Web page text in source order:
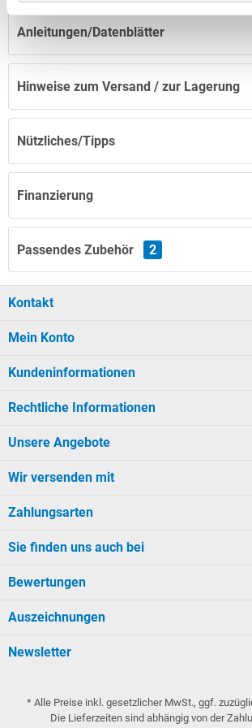
Finanzierung
Anleitungen/Datenblätter
Hinweise zum Versand / zur Lagerung
Nützliches/Tipps
Passendes Zubehör 2
Kontakt
Mein Konto
Kundeninformationen
Rechtliche Informationen
Unsere Angebote
Wir versenden mit
Zahlungsarten
Sie finden uns auch bei
Bewertungen
Auszeichnungen
Newsletter
* Alle Preise inkl. gesetzlicher MwSt., ggf.
Die Lieferzeiten sind abhängig von der